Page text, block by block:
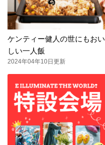
ケンティー健人の世にもおい
しい一人飯
2024年04年10日更新